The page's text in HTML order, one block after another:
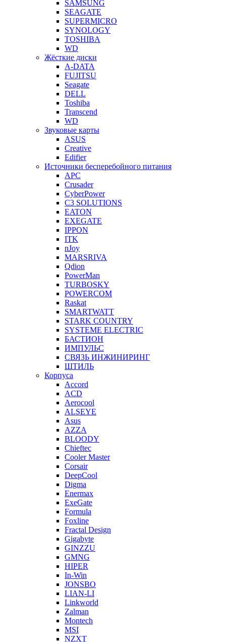
SAMSUNG
SEAGATE
SUPERMICRO
SYNOLOGY
TOSHIBA
WD
Жёсткие диски
A-DATA
FUJITSU
Seagate
DELL
Toshiba
Transcend
WD
Звуковые карты
ASUS
Creative
Edifier
Источники бесперебойного питания
APC
Crusader
CyberPower
C3 SOLUTIONS
EATON
EXEGATE
IPPON
ITK
nJoy
MARSRIVA
Qdion
PowerMan
TURBOSKY
POWERCOM
Raskat
SMARTWATT
STARK COUNTRY
SYSTEME ELECTRIC
БАСТИОН
ИМПУЛЬС
СВЯЗЬ ИНЖИНИРИНГ
ШТИЛЬ
Корпуса
Accord
ACD
Aerocool
ALSEYE
Asus
AZZA
BLOODY
Chieftec
Cooler Master
Corsair
DeepCool
Digma
Enermax
ExeGate
Formula
Foxline
Fractal Design
Gigabyte
GINZZU
GMNG
HIPER
In-Win
JONSBO
LIAN-LI
Linkworld
Zalman
Montech
MSI
NZXT